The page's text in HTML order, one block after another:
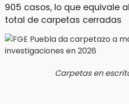
905 casos, lo que equivale
total de carpetas cerradas
Carpetas en